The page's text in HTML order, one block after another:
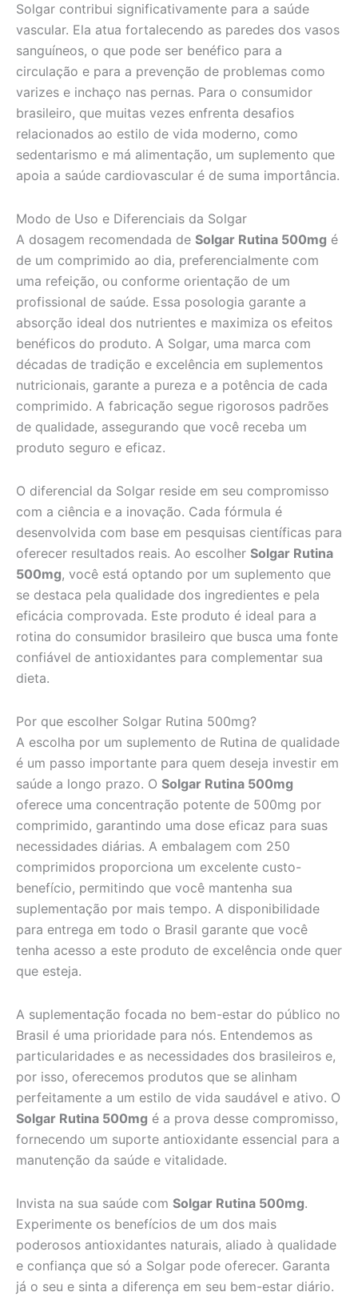
Solgar contribui significativamente para a saúde
vascular. Ela atua fortalecendo as paredes dos vasos
sanguíneos, o que pode ser benéfico para a
circulação e para a prevenção de problemas como
varizes e inchaço nas pernas. Para o consumidor
brasileiro, que muitas vezes enfrenta desafios
relacionados ao estilo de vida moderno, como
sedentarismo e má alimentação, um suplemento que
apoia a saúde cardiovascular é de suma importância.
Modo de Uso e Diferenciais da Solgar
A dosagem recomendada de Solgar Rutina 500mg é
de um comprimido ao dia, preferencialmente com
uma refeição, ou conforme orientação de um
profissional de saúde. Essa posologia garante a
absorção ideal dos nutrientes e maximiza os efeitos
benéficos do produto. A Solgar, uma marca com
décadas de tradição e excelência em suplementos
nutricionais, garante a pureza e a potência de cada
comprimido. A fabricação segue rigorosos padrões
de qualidade, assegurando que você receba um
produto seguro e eficaz.
O diferencial da Solgar reside em seu compromisso
com a ciência e a inovação. Cada fórmula é
desenvolvida com base em pesquisas científicas para
oferecer resultados reais. Ao escolher Solgar Rutina
500mg, você está optando por um suplemento que
se destaca pela qualidade dos ingredientes e pela
eficácia comprovada. Este produto é ideal para a
rotina do consumidor brasileiro que busca uma fonte
confiável de antioxidantes para complementar sua
dieta.
Por que escolher Solgar Rutina 500mg?
A escolha por um suplemento de Rutina de qualidade
é um passo importante para quem deseja investir em
saúde a longo prazo. O Solgar Rutina 500mg
oferece uma concentração potente de 500mg por
comprimido, garantindo uma dose eficaz para suas
necessidades diárias. A embalagem com 250
comprimidos proporciona um excelente custo-
benefício, permitindo que você mantenha sua
suplementação por mais tempo. A disponibilidade
para entrega em todo o Brasil garante que você
tenha acesso a este produto de excelência onde quer
que esteja.
A suplementação focada no bem-estar do público no
Brasil é uma prioridade para nós. Entendemos as
particularidades e as necessidades dos brasileiros e,
por isso, oferecemos produtos que se alinham
perfeitamente a um estilo de vida saudável e ativo. O
Solgar Rutina 500mg é a prova desse compromisso,
fornecendo um suporte antioxidante essencial para a
manutenção da saúde e vitalidade.
Invista na sua saúde com Solgar Rutina 500mg.
Experimente os benefícios de um dos mais
poderosos antioxidantes naturais, aliado à qualidade
e confiança que só a Solgar pode oferecer. Garanta
já o seu e sinta a diferença em seu bem-estar diário.